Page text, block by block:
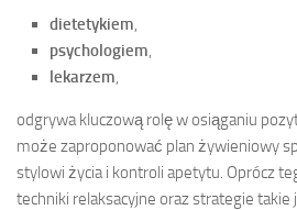
dietetykiem
psychologiem
lekarzem
odgrywa kluczową rolę w osiąganiu
może zaproponować plan żywieniowy
stylowi życia i kontroli apetytu. Oprócz
techniki relaksacyjne oraz strategie takie